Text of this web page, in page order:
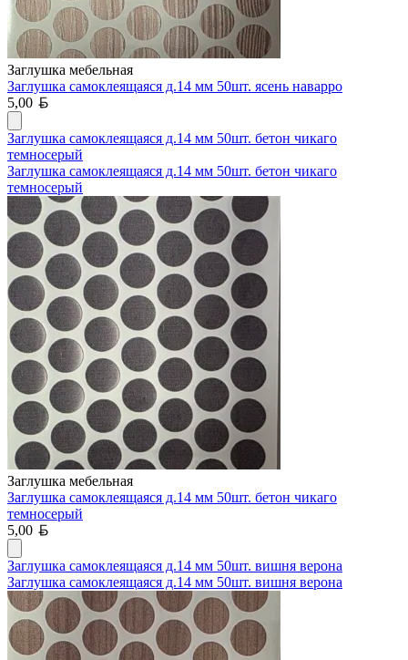
Заглушка мебельная
Заглушка самоклеящаяся д.14 мм 50шт. ясень наварро
5,00
Заглушка самоклеящаяся д.14 мм 50шт. бетон чикаго
темносерый
Заглушка самоклеящаяся д.14 мм 50шт. бетон чикаго
темносерый
Заглушка мебельная
Заглушка самоклеящаяся д.14 мм 50шт. бетон чикаго
темносерый
5,00
Заглушка самоклеящаяся д.14 мм 50шт. вишня верона
Заглушка самоклеящаяся д.14 мм 50шт. вишня верона